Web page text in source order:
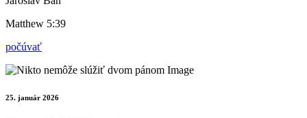
Matthew 5:39
počúvať
25. január 2026